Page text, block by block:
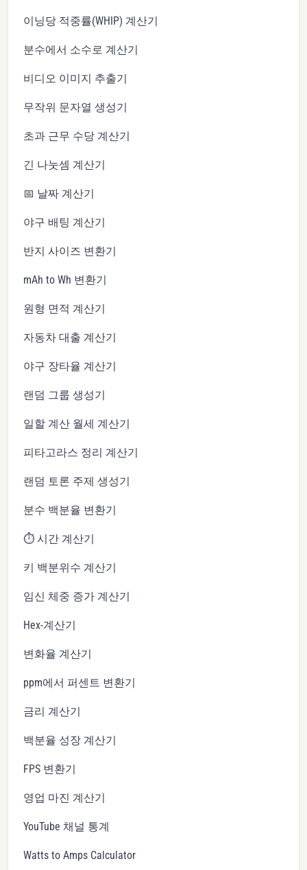
이닝당 적중률(WHIP) 계산기
분수에서 소수로 계산기
비디오 이미지 추출기
무작위 문자열 생성기
초과 근무 수당 계산기
긴 나눗셈 계산기
📅 날짜 계산기
야구 배팅 계산기
반지 사이즈 변환기
mAh to Wh 변환기
원형 면적 계산기
자동차 대출 계산기
야구 장타율 계산기
랜덤 그룹 생성기
일할 계산 월세 계산기
피타고라스 정리 계산기
랜덤 토론 주제 생성기
분수 백분율 변환기
⏱️ 시간 계산기
키 백분위수 계산기
임신 체중 증가 계산기
Hex-계산기
변화율 계산기
ppm에서 퍼센트 변환기
금리 계산기
백분율 성장 계산기
FPS 변환기
영업 마진 계산기
YouTube 채널 통계
Watts to Amps Calculator